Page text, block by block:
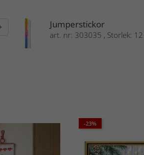
Jumperstickor
art. nr: 303035 , Storlek:
-23%